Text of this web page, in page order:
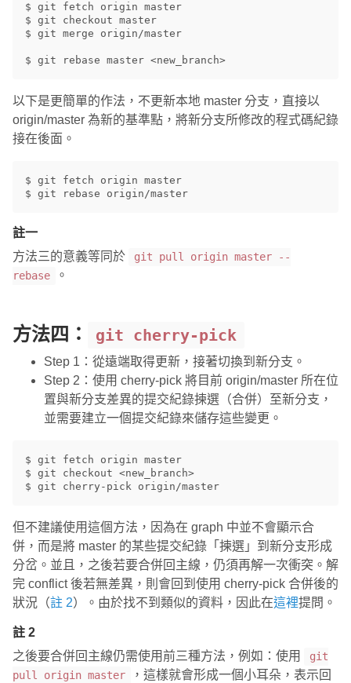
$ git fetch origin master
$ git checkout master
$ git merge origin/master
以下是更簡單的作法，不更新本地 master 分支，直接以
origin/master 為新的基準點，將新分支所修改的程式碼紀錄
接在後面。
$ git fetch origin master
註一
方法三的意義等同於
git pull origin master --
rebase
。
方法四： git cherry-pick
Step 1：從遠端取得更新，接著切換到新分支。
Step 2：使用 cherry-pick 將目前 origin/master 所在位
置與新分支差異的提交紀錄揀選（合併）至新分支，
並需要建立一個提交紀錄來儲存這些變更。
$ git fetch origin master
$ git checkout <new_branch>
但不建議使用這個方法，因為在 graph 中並不會顯示合
併，而是將 master 的某些提交紀錄「揀選」到新分支形成
分岔。並且，之後若要合併回主線，仍須再解一次衝突。解
完 conflict 後若無差異，則會回到使用 cherry-pick 合併後的
狀況（註 2）。由於找不到類似的資料，因此在這裡提問。
註 2
之後要合併回主線仍需使用前三種方法，例如：使用
git
pull origin master
，這樣就會形成一個小耳朵，表示回